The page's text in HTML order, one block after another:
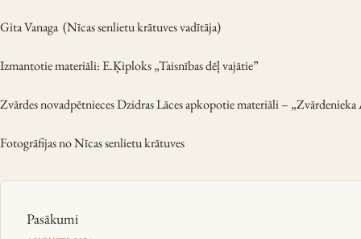
Gita Vanaga (Nīcas senlietu krātuves vadītāja)
Izmantotie materiāli: E.Ķiploks „Taisnības dēļ vajātie”
Zvārdes novadpētnieces Dzidras Lāces apkopotie materiāli –
Fotogrāfijas no Nīcas senlietu krātuves
Pasākumi